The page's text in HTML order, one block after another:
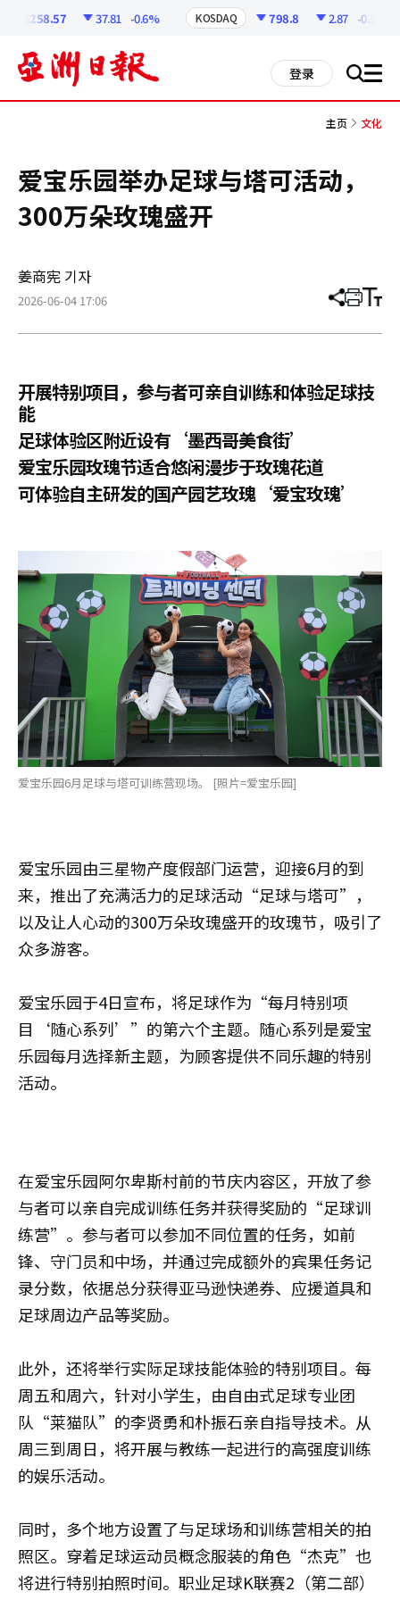
6258.57 37.81 -0.6% KOSDAQ 798.8 2.87 -0.36%
登录 搜 all
主页 文化
爱宝乐园举办足球与塔可活动，
300万朵玫瑰盛开
姜商宪 기자
2026-06-04 17:06 分
章
打 调
小
开展特别项目，参与者可亲自训练和体验足球技
能
足球体验区附近设有‘墨西哥美食街’
爱宝乐园玫瑰节适合悠闲漫步于玫瑰花道
可体验自主研发的国产园艺玫瑰‘爱宝玫瑰’
爱宝乐园6月足球与塔可训练营现场。 [照片=爱宝乐园]
爱宝乐园由三星物产度假部门运营，迎接6月的到
来，推出了充满活力的足球活动“足球与塔可”，
以及让人心动的300万朵玫瑰盛开的玫瑰节，吸引了
众多游客。
爱宝乐园于4日宣布，将足球作为“每月特别项
目‘随心系列’”的第六个主题。随心系列是爱宝
乐园每月选择新主题，为顾客提供不同乐趣的特别
活动。
在爱宝乐园阿尔卑斯村前的节庆内容区，开放了参
与者可以亲自完成训练任务并获得奖励的“足球训
练营”。参与者可以参加不同位置的任务，如前
锋、守门员和中场，并通过完成额外的宾果任务记
录分数，依据总分获得亚马逊快递券、应援道具和
足球周边产品等奖励。
此外，还将举行实际足球技能体验的特别项目。每
周五和周六，针对小学生，由自由式足球专业团
队“莱猫队”的李贤勇和朴振石亲自指导技术。从
周三到周日，将开展与教练一起进行的高强度训练
的娱乐活动。
同时，多个地方设置了与足球场和训练营相关的拍
照区。穿着足球运动员概念服装的角色“杰克”也
将进行特别拍照时间。职业足球K联赛2（第二部）